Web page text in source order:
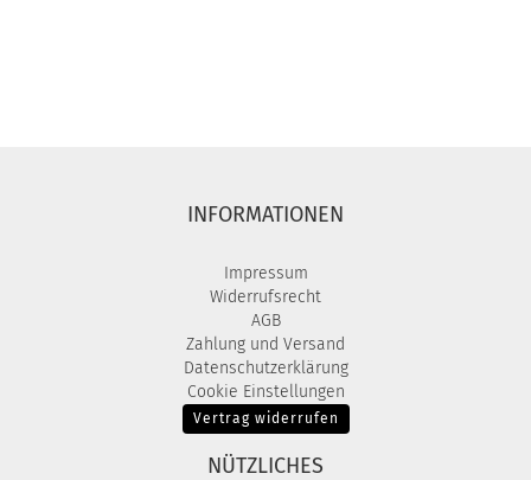
INFORMATIONEN
Impressum
Widerrufsrecht
AGB
Zahlung und Versand
Datenschutzerklärung
Cookie Einstellungen
Vertrag widerrufen
NÜTZLICHES